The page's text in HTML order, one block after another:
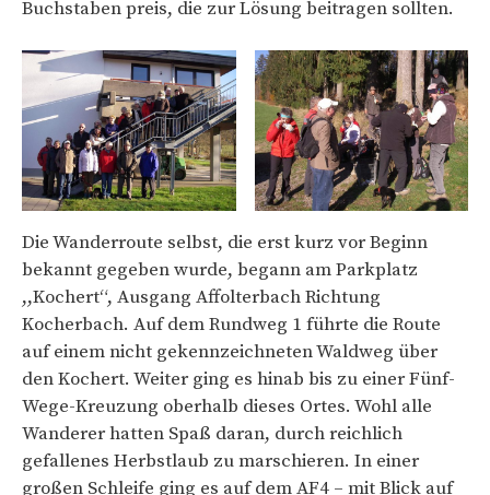
Buchstaben preis, die zur Lösung beitragen sollten.
Die Wanderroute selbst, die erst kurz vor Beginn
bekannt gegeben wurde, begann am Parkplatz
,,Kochert“, Ausgang Affolterbach Richtung
Kocherbach. Auf dem Rundweg 1 führte die Route
auf einem nicht gekennzeichneten Waldweg über
den Kochert. Weiter ging es hinab bis zu einer Fünf-
Wege-Kreuzung oberhalb dieses Ortes. Wohl alle
Wanderer hatten Spaß daran, durch reichlich
gefallenes Herbstlaub zu marschieren. In einer
großen Schleife ging es auf dem AF4 – mit Blick auf